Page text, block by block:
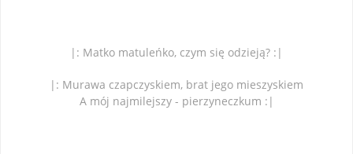
|: Matko matuleńko, czym się odzieją? :|
|: Murawa czapczyskiem, brat jego mieszyskiem
A mój najmilejszy - pierzyneczkum :|